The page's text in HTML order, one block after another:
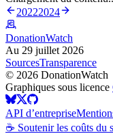
20222024
DonationWatch
Au 29 juillet 2026
SourcesTransparence
© 2026 DonationWatch
Graphiques sous licence
API d’entreprise
☕ Soutenir les coûts du